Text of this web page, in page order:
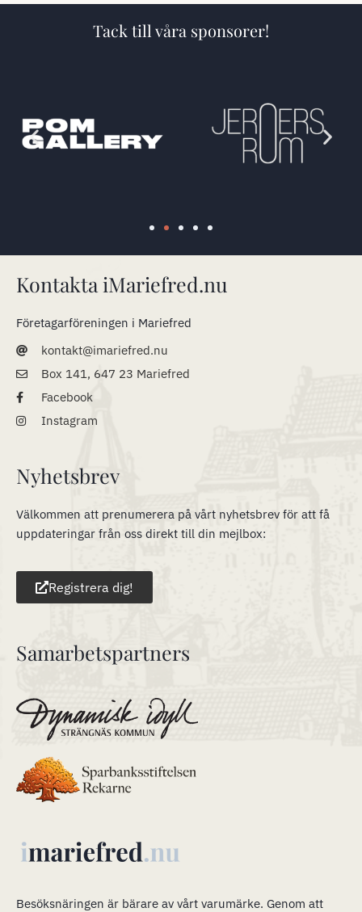
Tack till våra sponsorer!
Kontakta iMariefred.nu
Företagarföreningen i Mariefred
kontakt@imariefred.nu
Box 141, 647 23 Mariefred
Facebook
Instagram
Nyhetsbrev
Välkommen att prenumerera på vårt nyhetsbrev för att få
uppdateringar från oss direkt till din mejlbox:
Registrera dig!
Samarbetspartners
Besöksnäringen är bärare av vårt varumärke. Genom att